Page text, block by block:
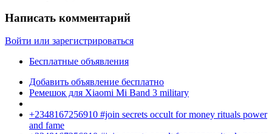
Написать комментарий
Войти или зарегистрироваться
Бесплатные объявления
Добавить объявление бесплатно
Ремешок для Xiaomi Mi Band 3 military
+2348167256910 #join secrets occult for money rituals power
and fame